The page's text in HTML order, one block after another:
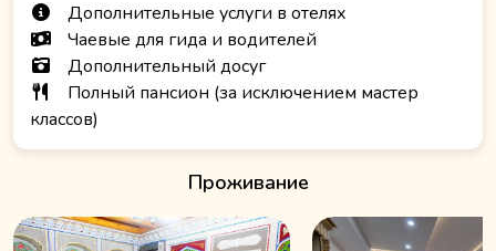
Дополнительные услуги в отелях
Чаевые для гида и водителей
Дополнительный досуг
Полный пансион (за исключением мастер
классов)
Проживание